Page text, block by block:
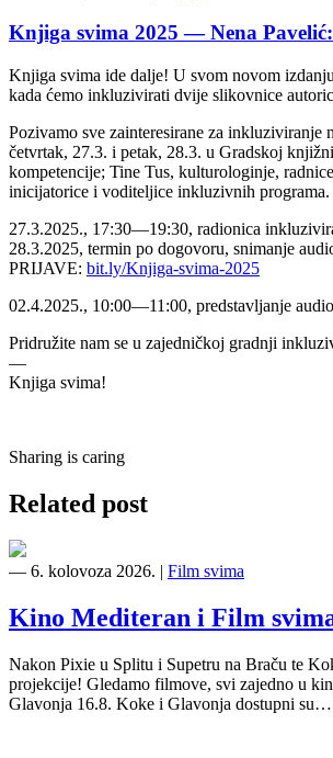
Knjiga svima 2025 — Nena
Knjiga svima ide dalje! U svom novom
kada ćemo inkluzivirati dvije slikovnice
Pozivamo sve zainteresirane za
četvrtak, 27.3. i petak, 28.3. u Gradskoj
kompetencije; Tine Tus, kulturologinje,
inicijatorice i voditeljice inkluzivnih programa.
27.3.2025., 17:30—19:30, radionica
28.3.2025, termin po dogovoru, snimanje
PRIJAVE: bit.ly/Knjiga-svima-2025
02.4.2025., 10:00—11:00, predstavljanje
Pridružite nam se u zajedničkoj gradnji
—
Knjiga svima!
Sharing is caring
Related post
― 6. kolovoza 2026. Film svima
Kino Mediteran i Film
Nakon Pixie u Splitu i Supetru na Braču te
projekcije! Gledamo filmove, svi zajedno u
Glavonja 16.8. Koke i Glavonja dostupni su…